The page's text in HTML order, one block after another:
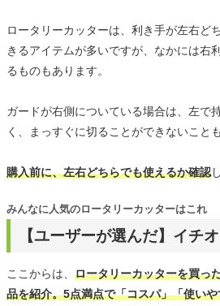
ロータリーカッターは、利き手が左右ど
きるアイテムが多いですが、なかには右
るものもあります。
ガードが右側についている場合は、左で
く、まっすぐに切ることができないこと
購入前に、左右どちらでも使えるか確認
【ユーザーが選んだ】イチ
みんなに人気のロータリーカッターはこれ
ここからは、 ロータリーカッターを買っ
品を紹介。5点満点で「コスパ」「使い